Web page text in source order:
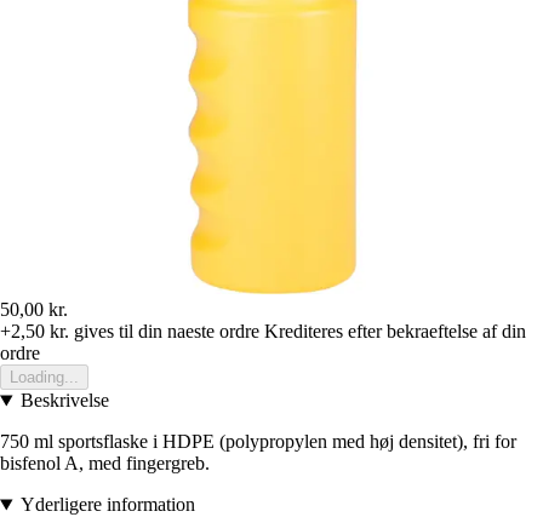
50,00 kr.
+2,50 kr. gives til din naeste ordre Krediteres efter bekraeftelse af din
ordre
Loading...
Beskrivelse
750 ml sportsflaske i HDPE (polypropylen med høj densitet), fri for
bisfenol A, med fingergreb.
Yderligere information